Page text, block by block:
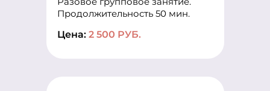
Продолжительность 50 мин.
Цена: 2 500 РУБ.